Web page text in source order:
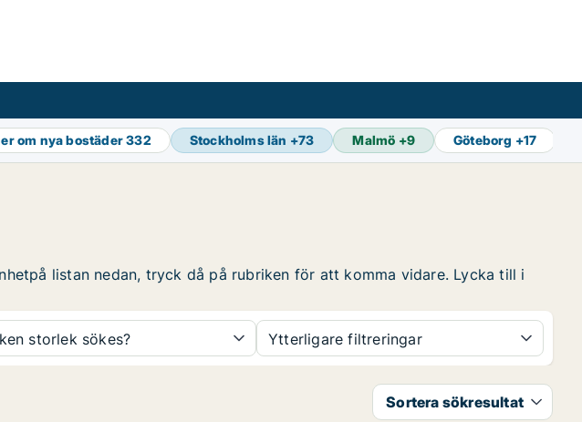
om nya bostäder332 Stockholms län +73 Malmö +9 Göteborg +17
listan nedan, tryck då på rubriken för att komma vidare. Lycka till i
storlek sökes? Ytterligare filtreringar
Sortera sökresultat